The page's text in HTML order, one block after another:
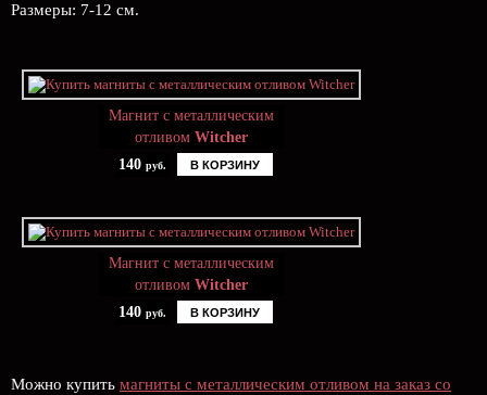
Размеры: 7-12 см.
Магнит с металлическим
отливом Witcher
140 руб. В КОРЗИНУ
Магнит с металлическим
отливом Witcher
140 руб. В КОРЗИНУ
Можно купить магниты с металлическим отливом на заказ со